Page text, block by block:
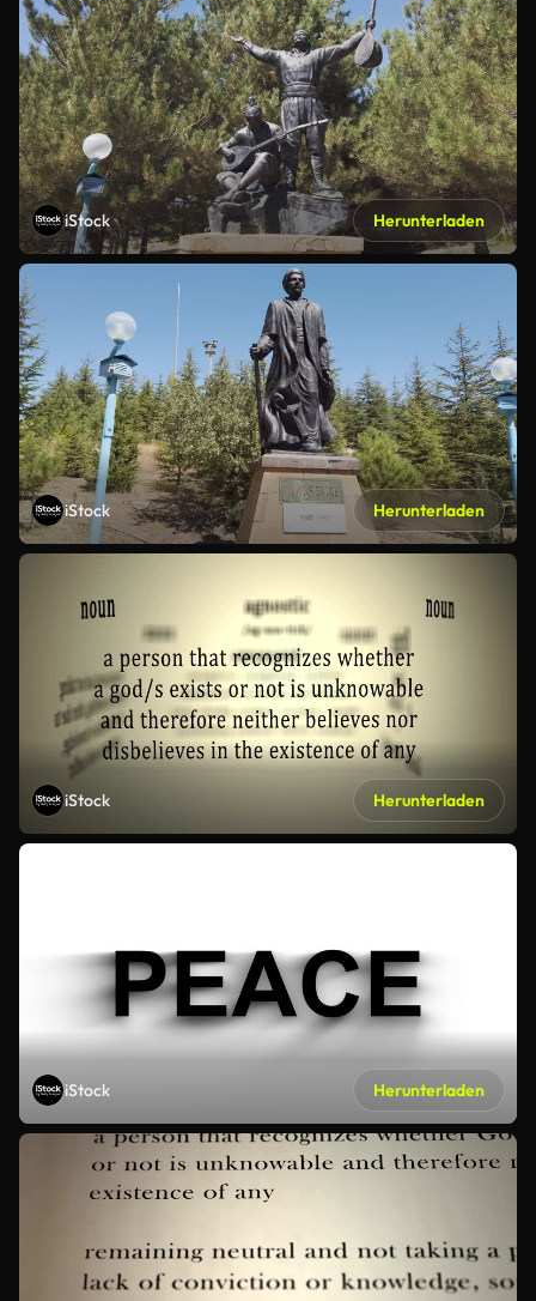
iStock Herunterladen
iStock Herunterladen
iStock Herunterladen
iStock Herunterladen